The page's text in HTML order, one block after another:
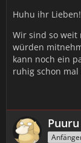
Huhu ihr Lieben!
Wir sind so weit
würden
kann noch ein
ruhig schon mal
Puuru